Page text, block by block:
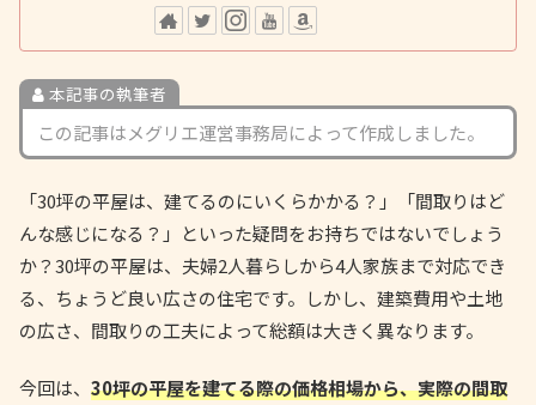
本記事の執筆者
この記事はメグリエ運営事務局によって作成しました。
「30坪の平屋は、建てるのにいくらかかる？」「間取りはど
んな感じになる？」といった疑問をお持ちではないでしょう
か？30坪の平屋は、夫婦2人暮らしから4人家族まで対応でき
る、ちょうど良い広さの住宅です。しかし、建築費用や土地
の広さ、間取りの工夫によって総額は大きく異なります。
今回は、 30坪の平屋を建てる際の価格相場から、実際の間取